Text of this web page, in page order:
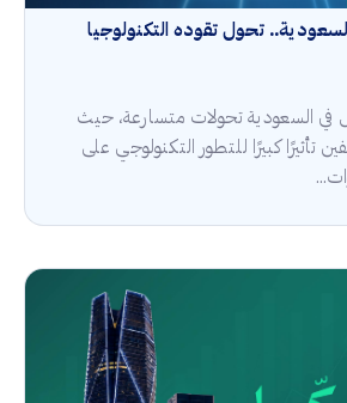
تحول تقوده التكنولوجيا
السعودية تحولات متسارعة، حيث
تأثيرًا كبيرًا للتطور التكنولوجي على